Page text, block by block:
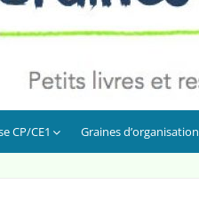
CP/CE1 Graines d’organisation